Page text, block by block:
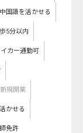
中国語を活かせる
5分以内
カー通勤可
規開業
かせる
免許